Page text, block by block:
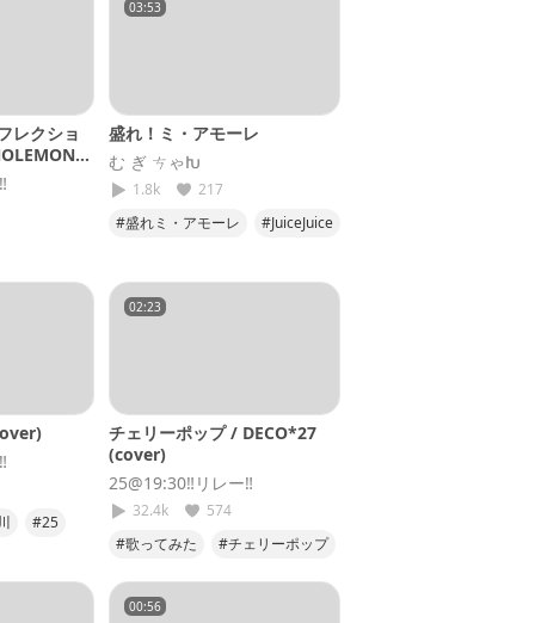
レクショ
03:53
盛れ！ミ・アモーレ
む ぎ ㄘゃԽ
1.8k
217
#盛れミ・アモーレ
#JuiceJuice
#25
02:23
チェリーポップ / DECO*27
(cover)
25@19:30‼️リレー‼️
32.4k
574
#歌ってみた
#チェリーポップ
00:56